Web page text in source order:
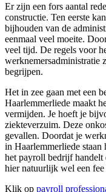
Er zijn een fors aantal
constructie. Ten eerste
bijhouden van de
eenmaal veel moeite.
veel tijd. De regels voor
begrijpen.
Het in zee gaan met een
Haarlemmerliede maakt
vermijden. Je hoeft je
ziekteverzuim. Deze
gevallen. Doordat je
in Haarlemmerliede
het payroll bedrijf
hier natuurlijk wel een fee
Klik op payroll